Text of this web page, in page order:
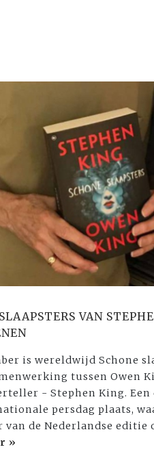
VAN
is wereldwijd Schone
tussen Owen
- Stephen King. Een
persdag plaats,
van de Nederlandse editie
»